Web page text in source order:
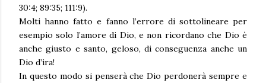
30:4; 89:35; 111:9).
Molti hanno fatto e fanno l’errore di sottolineare per
esempio solo l’amore di Dio, e non ricordano che Dio è
anche giusto e santo, geloso, di conseguenza anche un
Dio d’ira!
In questo modo si penserà che Dio perdonerà sempre e